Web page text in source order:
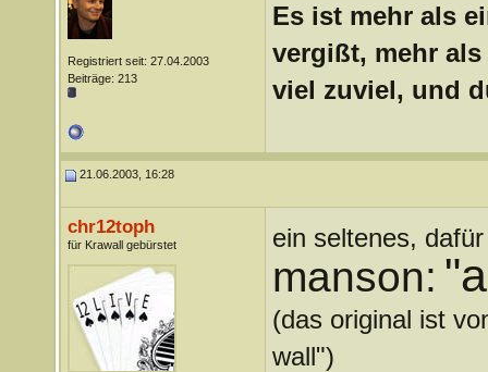
Registriert seit: 27.04.2003
Beiträge: 213
Es ist mehr als
vergißt, mehr
viel zuviel, und
21.06.2003, 16:28
chr12toph
für Krawall gebürstet ein seltenes,
manson:
(das original ist
wall")